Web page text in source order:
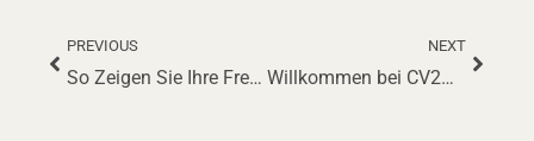
Zurück
PREVIOUS
So Zeigen Sie Ihre Freiwilligenarbeit Im Lebenslauf 2025
NEXT
Willkommen bei CV2Go: Ihr KI-gestützter Lebenslauf-Generator mit Chat GPT